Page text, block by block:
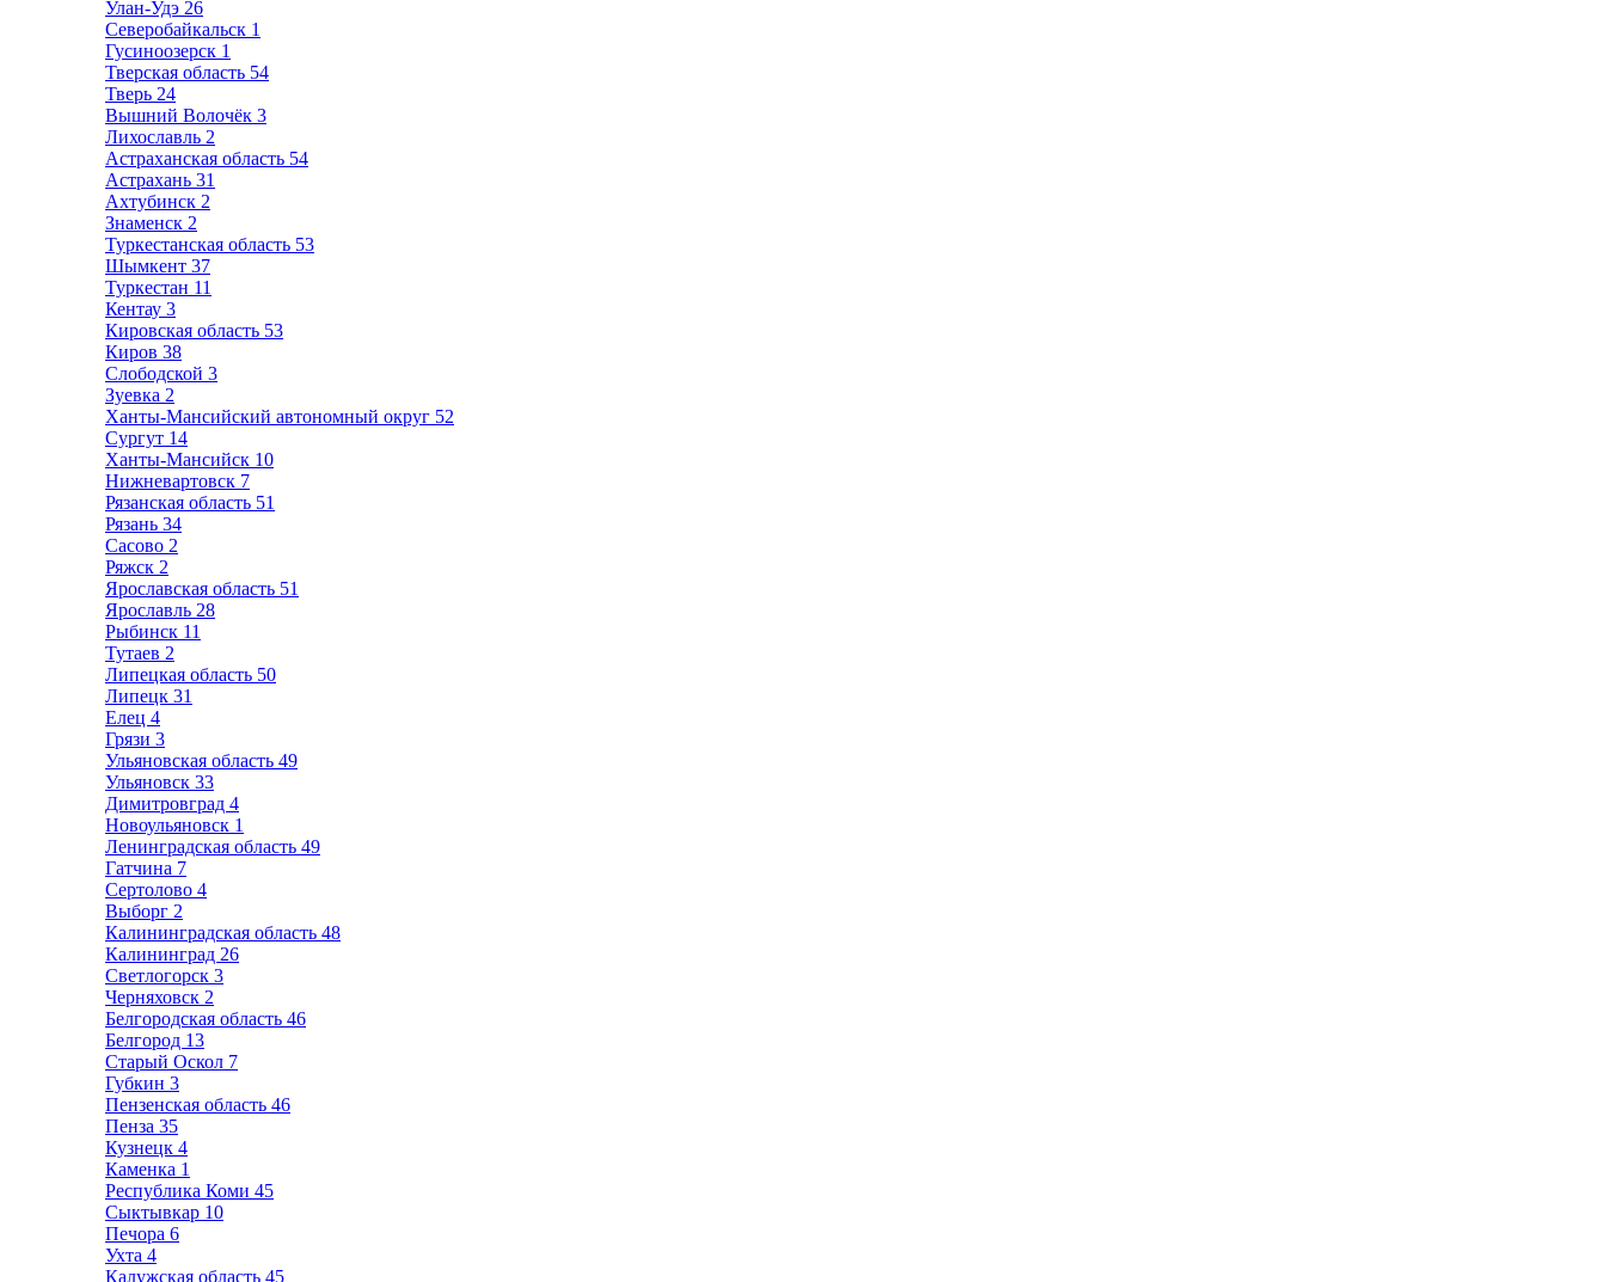
Улан-Удэ 26
Северобайкальск 1
Гусиноозерск 1
Тверская область 54
Тверь 24
Вышний Волочёк 3
Лихославль 2
Астраханская область 54
Астрахань 31
Ахтубинск 2
Знаменск 2
Туркестанская область 53
Шымкент 37
Туркестан 11
Кентау 3
Кировская область 53
Киров 38
Слободской 3
Зуевка 2
Ханты-Мансийский автономный округ 52
Сургут 14
Ханты-Мансийск 10
Нижневартовск 7
Рязанская область 51
Рязань 34
Сасово 2
Ряжск 2
Ярославская область 51
Ярославль 28
Рыбинск 11
Тутаев 2
Липецкая область 50
Липецк 31
Елец 4
Грязи 3
Ульяновская область 49
Ульяновск 33
Димитровград 4
Новоульяновск 1
Ленинградская область 49
Гатчина 7
Сертолово 4
Выборг 2
Калининградская область 48
Калининград 26
Светлогорск 3
Черняховск 2
Белгородская область 46
Белгород 13
Старый Оскол 7
Губкин 3
Пензенская область 46
Пенза 35
Кузнецк 4
Каменка 1
Республика Коми 45
Сыктывкар 10
Печора 6
Ухта 4
Калужская область 45